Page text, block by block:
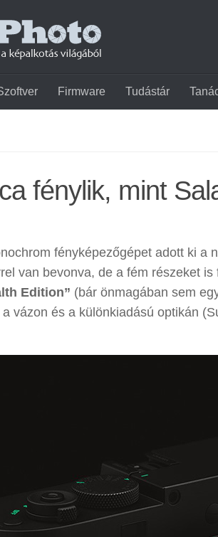
Firmware Tudástár
fénylik, mint
fényképezőgépet adott ki a
van bevonva, de a fém részeket
Edition” (bár önmagában sem
vázon és a különkiadású optikán